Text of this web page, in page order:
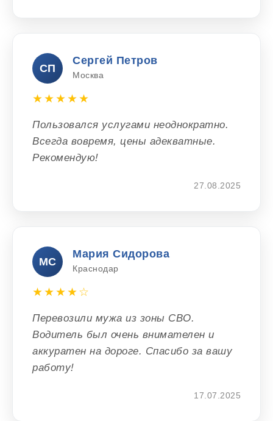
СП
Сергей Петров
Москва
★★★★★
Пользовался услугами неоднократно.
Всегда вовремя, цены адекватные.
Рекомендую!
27.08.2025
МС
Мария Сидорова
Краснодар
★★★★☆
Перевозили мужа из зоны СВО.
Водитель был очень внимателен и
аккуратен на дороге. Спасибо за вашу
работу!
17.07.2025